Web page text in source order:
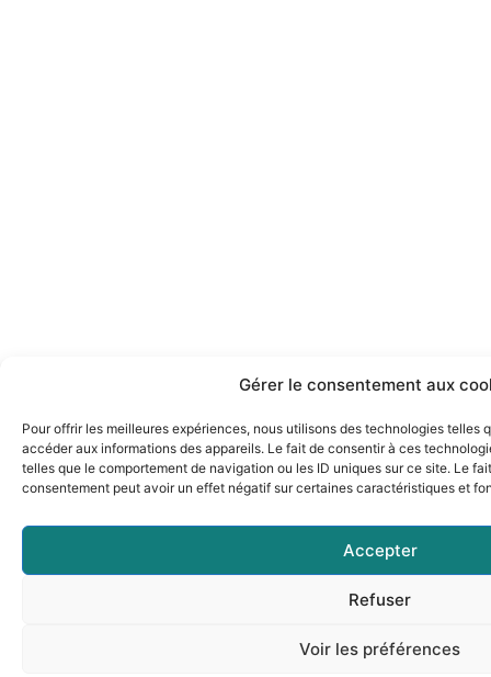
Gérer le consentement aux
Pour offrir les meilleures expériences, nous utilisons des technologies telles
accéder aux informations des appareils. Le fait de consentir à ces
telles que le comportement de navigation ou les ID uniques sur ce site. Le
consentement peut avoir un effet négatif sur certaines caractéristiques et
Accepter
Refuser
Voir les préférences